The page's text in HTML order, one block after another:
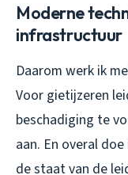
Moderne
infrastructuur
Daarom werk ik
Voor gietijzeren
beschadiging te
aan. En overal
de staat van de